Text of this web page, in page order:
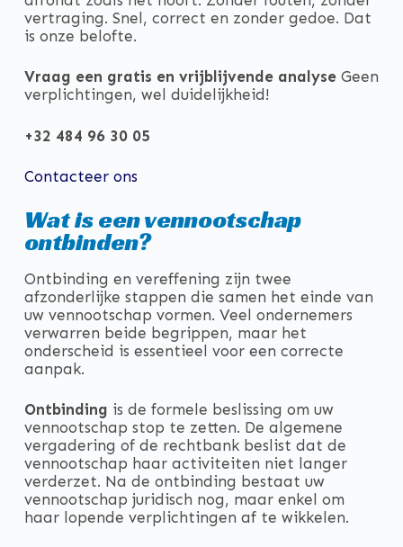
vertraging. Snel, correct en zonder gedoe. Dat
is onze belofte.
Vraag een gratis en vrijblijvende analyseGeen
verplichtingen, wel duidelijkheid!
+32 484 96 30 05
Contacteer ons
Wat is een vennootschap
ontbinden?
Ontbinding en vereffening zijn twee
afzonderlijke stappen die samen het einde van
uw vennootschap vormen. Veel ondernemers
verwarren beide begrippen, maar het
onderscheid is essentieel voor een correcte
aanpak.
Ontbinding is de formele beslissing om uw
vennootschap stop te zetten. De algemene
vergadering of de rechtbank beslist dat de
vennootschap haar activiteiten niet langer
verderzet. Na de ontbinding bestaat uw
vennootschap juridisch nog, maar enkel om
haar lopende verplichtingen af te wikkelen.